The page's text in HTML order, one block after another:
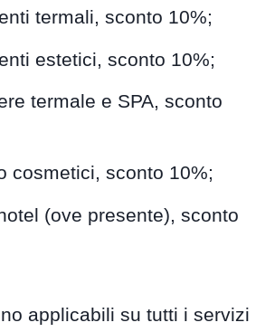
termali, sconto 10%;
estetici, sconto 10%;
termale e SPA, sconto
cosmetici, sconto 10%;
(ove presente), sconto
applicabili su tutti i servizi